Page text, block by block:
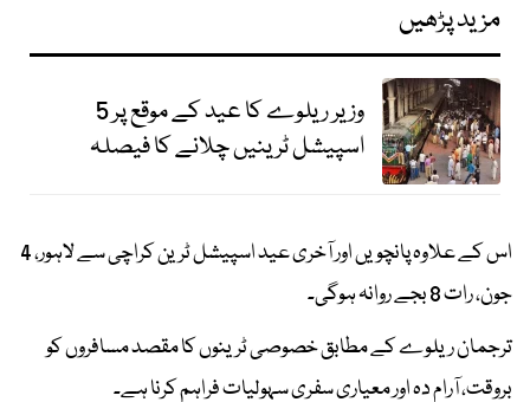
مزید پڑھیں
وزیر ریلوے کا عید کے موقع پر 5
اسپیشل ٹرینیں چلانے کا فیصلہ
اس کے علاوہ پانچویں اور آخری عید اسپیشل ٹرین کراچی سے لاہور، 4
جون، رات 8 بجے روانہ ہوگی۔
ترجمان ریلوے کے مطابق خصوصی ٹرینوں کا مقصد مسافروں کو
بروقت، آرام دہ اور معیاری سفری سہولیات فراہم کرنا ہے۔